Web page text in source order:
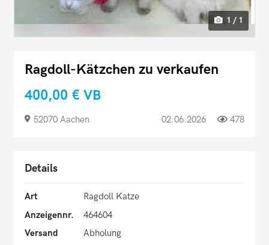
1 / 1
Ragdoll-Kätzchen zu verkaufen
400,00 € VB
52070 Aachen 02.06.2026 478
Details
Art
Ragdoll Katze
Anzeigennr.
464604
Versand
Abholung